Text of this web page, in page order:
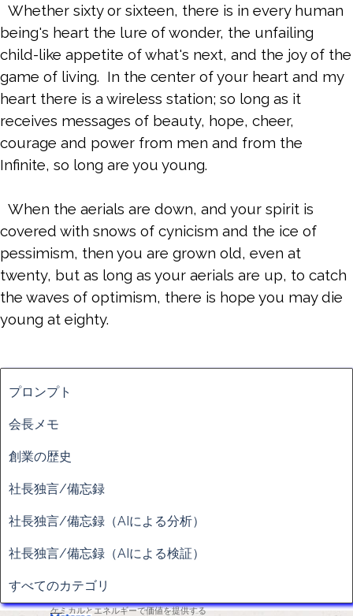
Whether sixty or sixteen, there is in every human
being's heart the lure of wonder, the unfailing
child-like appetite of what's next, and the joy of the
game of living. In the center of your heart and my
heart there is a wireless station; so long as it
receives messages of beauty, hope, cheer,
courage and power from men and from the
Infinite, so long are you young.
When the aerials are down, and your spirit is
covered with snows of cynicism and the ice of
pessimism, then you are grown old, even at
twenty, but as long as your aerials are up, to catch
the waves of optimism, there is hope you may die
young at eighty.
ブロックをスキップ
プロンプト
会長メモ
創業の歴史
社長独言/備忘録
社長独言/備忘録（AIによる分析）
社長独言/備忘録（AIによる検証）
すべてのカテゴリ
ケミカルとエネルギーで価値を提供する